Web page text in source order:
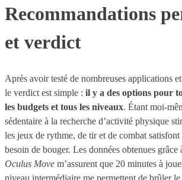
Recommandations
et verdict
Après avoir testé de nombreuses applications
le verdict est simple : il y a des options pour
les budgets et tous les niveaux. Étant moi-
sédentaire à la recherche d’activité physique
les jeux de rythme, de tir et de combat
besoin de bouger. Les données obtenues grâce
Oculus Move m’assurent que 20 minutes à